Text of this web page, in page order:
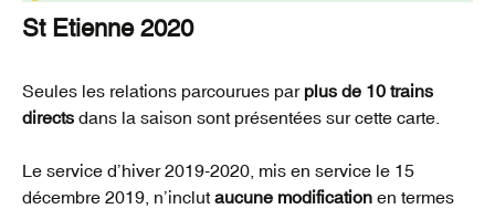
St Etienne 2020
Seules les relations parcourues par plus de 10 trains
directs dans la saison sont présentées sur cette carte.
Le service d’hiver 2019-2020, mis en service le 15
décembre 2019, n’inclutaucune modification en termes